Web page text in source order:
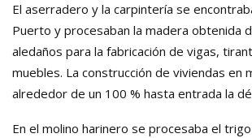
El aserradero y la carpintería se
Puerto y procesaban la madera obtenida
aledaños para la fabricación de vigas,
muebles. La construcción de viviendas en
alrededor de un 100 % hasta entrada la
En el molino harinero se procesaba el